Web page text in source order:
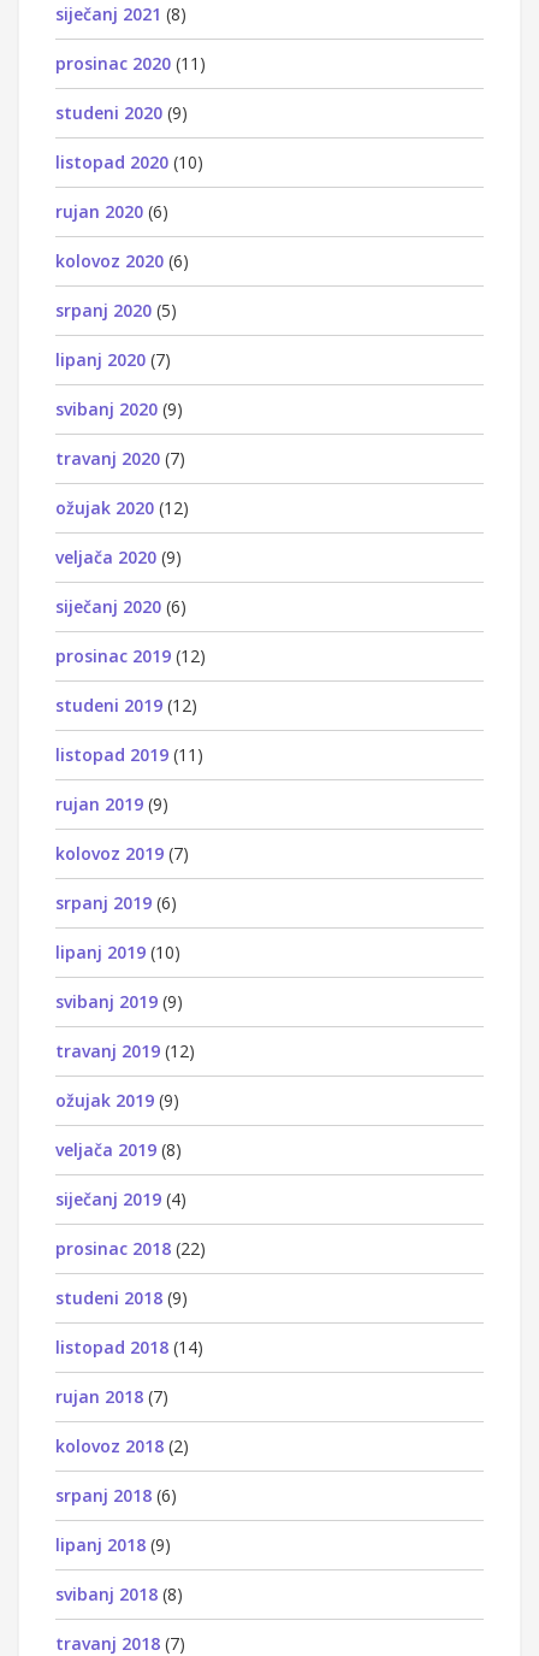
siječanj 2021 (8)
prosinac 2020 (11)
studeni 2020 (9)
listopad 2020 (10)
rujan 2020 (6)
kolovoz 2020 (6)
srpanj 2020 (5)
lipanj 2020 (7)
svibanj 2020 (9)
travanj 2020 (7)
ožujak 2020 (12)
veljača 2020 (9)
siječanj 2020 (6)
prosinac 2019 (12)
studeni 2019 (12)
listopad 2019 (11)
rujan 2019 (9)
kolovoz 2019 (7)
srpanj 2019 (6)
lipanj 2019 (10)
svibanj 2019 (9)
travanj 2019 (12)
ožujak 2019 (9)
veljača 2019 (8)
siječanj 2019 (4)
prosinac 2018 (22)
studeni 2018 (9)
listopad 2018 (14)
rujan 2018 (7)
kolovoz 2018 (2)
srpanj 2018 (6)
lipanj 2018 (9)
svibanj 2018 (8)
travanj 2018 (7)